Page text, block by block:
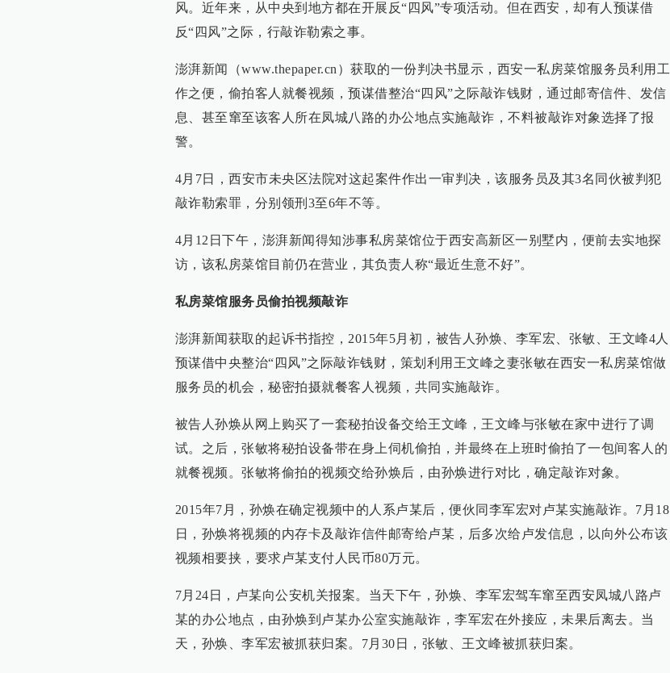
风。近年来，从中央到地方都在开展反“四风”专项活动。但在西安，却有人预谋借
反“四风”之际，行敲诈勒索之事。
澎湃新闻（www.thepaper.cn）获取的一份判决书显示，西安一私房菜馆服务员利用工
作之便，偷拍客人就餐视频，预谋借整治“四风”之际敲诈钱财，通过邮寄信件、发信
息、甚至窜至该客人所在凤城八路的办公地点实施敲诈，不料被敲诈对象选择了报
警。
4月7日，西安市未央区法院对这起案件作出一审判决，该服务员及其3名同伙被判犯
敲诈勒索罪，分别领刑3至6年不等。
4月12日下午，澎湃新闻得知涉事私房菜馆位于西安高新区一别墅内，便前去实地探
访，该私房菜馆目前仍在营业，其负责人称“最近生意不好”。
私房菜馆服务员偷拍视频敲诈
澎湃新闻获取的起诉书指控，2015年5月初，被告人孙焕、李军宏、张敏、王文峰4人
预谋借中央整治“四风”之际敲诈钱财，策划利用王文峰之妻张敏在西安一私房菜馆做
服务员的机会，秘密拍摄就餐客人视频，共同实施敲诈。
被告人孙焕从网上购买了一套秘拍设备交给王文峰，王文峰与张敏在家中进行了调
试。之后，张敏将秘拍设备带在身上伺机偷拍，并最终在上班时偷拍了一包间客人的
就餐视频。张敏将偷拍的视频交给孙焕后，由孙焕进行对比，确定敲诈对象。
2015年7月，孙焕在确定视频中的人系卢某后，便伙同李军宏对卢某实施敲诈。7月18
日，孙焕将视频的内存卡及敲诈信件邮寄给卢某，后多次给卢发信息，以向外公布该
视频相要挟，要求卢某支付人民币80万元。
7月24日，卢某向公安机关报案。当天下午，孙焕、李军宏驾车窜至西安凤城八路卢
某的办公地点，由孙焕到卢某办公室实施敲诈，李军宏在外接应，未果后离去。当
天，孙焕、李军宏被抓获归案。7月30日，张敏、王文峰被抓获归案。